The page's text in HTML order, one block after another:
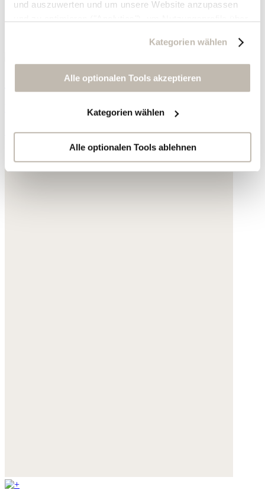
und auszuwerten und um unsere Website anzupassen
zu erstellen, um personalisierte Werbung auszuliefern,
Sie erneut mit Werbung anzusprechen sowie um unsere
Werbekampagnen auszuwerten ("Marketing").
Ihre Daten werden mit Dienstanbietern geteilt, die wir in
der Datenschutzerklärung genauer auflisten oder wenn
Sie auf "Kategorien wählen" klicken.
Indem Sie auf "Alle optionalen Tools akzeptieren" klicken,
Kategorien wählen
Alle optionalen Tools akzeptieren
Kategorien wählen
Alle optionalen Tools ablehnen
Streifenweste
Hanf und Bio-Baumwolle
110,- €